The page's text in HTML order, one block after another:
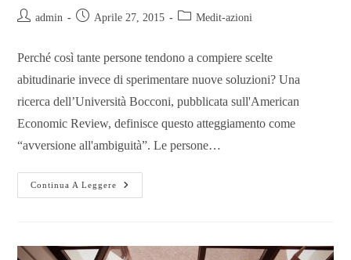
admin Aprile 27, 2015 Medit-azioni
Perché così tante persone tendono a compiere scelte
abitudinarie invece di sperimentare nuove soluzioni? Una
ricerca dell’Università Bocconi, pubblicata sull'American
Economic Review, definisce questo atteggiamento come
“avversione all'ambiguità”. Le persone…
Continua A Leggere